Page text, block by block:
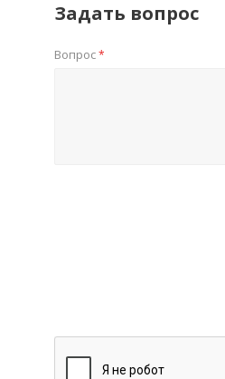
Задать вопрос
Вопрос*